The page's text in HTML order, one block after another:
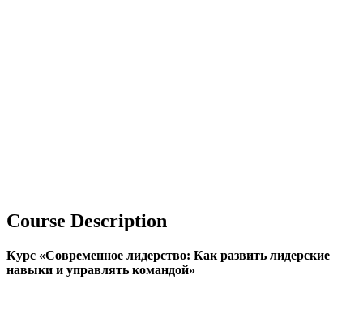
Course Description
Курс «Современное лидерство: Как развить лидерские
навыки и управлять командой»